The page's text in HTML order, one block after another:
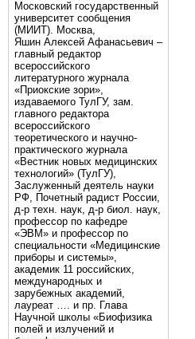
Московский государственный
университет сообщения
(МИИТ). Москва,
Яшин Алексей Афанасьевич –
главный редактор
всероссийского
литературного журнала
«Приокские зори»,
издаваемого ТулГУ, зам.
главного редактора
всероссийского
теоретического и научно-
практического журнала
«Вестник новых медицинских
технологий» (ТулГУ),
Заслуженный деятель науки
РФ, Почетный радист России,
д-р техн. наук, д-р биол. наук,
профессор по кафедре
«ЭВМ» и профессор по
специальности «Медицинские
приборы и системы»,
академик 11 российских,
международных и
зарубежных академий,
лауреат …. и пр. Глава
Научной школы «Биофизика
полей и излучений и